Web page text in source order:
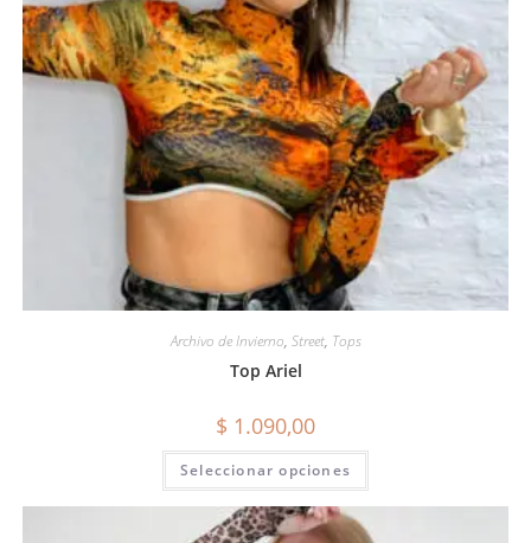
Archivo de Invierno, Street, Tops
Top Ariel
$ 1.090,00
Seleccionar opciones